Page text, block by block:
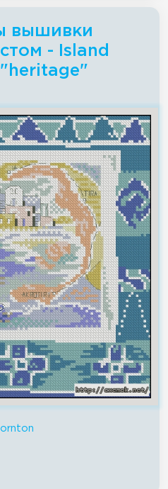
вышивки
- Island